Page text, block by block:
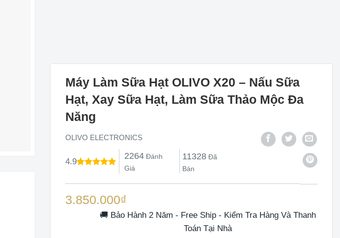
Máy Làm Sữa Hạt OLIVO X20 – Nấu Sữa
Hạt, Xay Sữa Hạt, Làm Sữa Thảo Mộc Đa
Năng
OLIVO ELECTRONICS
4.9
2264Đánh
Giá
11328Đã
Bán
3.850.000₫
🚚 Bảo Hành 2 Năm - Free Ship - Kiểm Tra Hàng Và Thanh
Toán Tại Nhà